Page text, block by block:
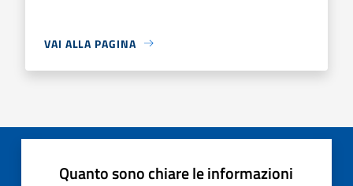
VAI ALLA PAGINA
Quanto sono chiare le informazioni